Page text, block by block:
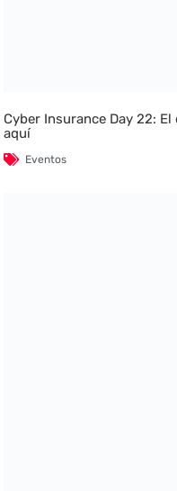
Cyber Insurance Day 22:
aquí
Eventos